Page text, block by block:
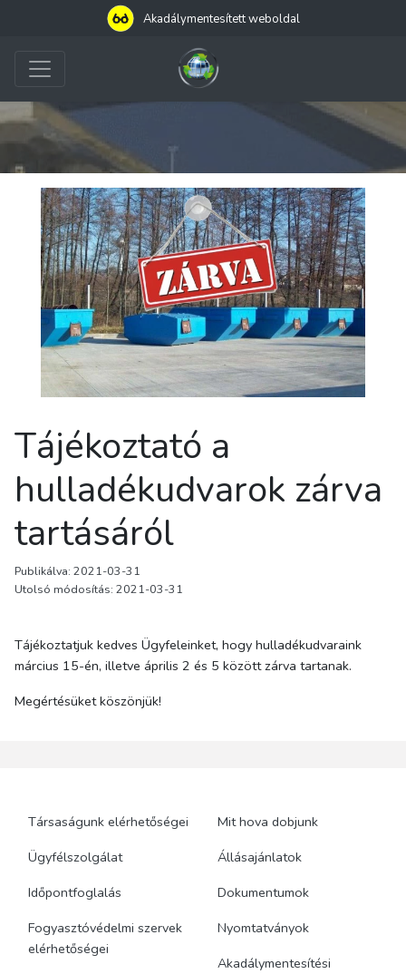
Akadálymentesített weboldal
Tájékoztató a
hulladékudvarok zárva
tartásáról
Publikálva: 2021-03-31
Utolsó módosítás: 2021-03-31
Tájékoztatjuk kedves Ügyfeleinket, hogy hulladékudvaraink
március 15-én, illetve április 2 és 5 között zárva tartanak.
Megértésüket köszönjük!
Társaságunk elérhetőségei
Ügyfélszolgálat
Időpontfoglalás
Fogyasztóvédelmi szervek
elérhetőségei
Mit hova dobjunk
Állásajánlatok
Dokumentumok
Nyomtatványok
Akadálymentesítési